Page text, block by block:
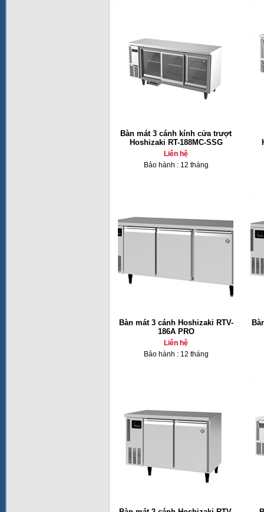
Bàn mát 3 cánh kính cửa trượt
Hoshizaki RT-188MC-SSG
Liên hệ
Bảo hành : 12 tháng
Bàn mát 3 cánh Hoshizaki RTV-
186A PRO
Liên hệ
Bảo hành : 12 tháng